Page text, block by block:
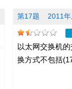
第17题 2011
以太网交换机
换方式不包括